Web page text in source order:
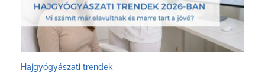
Hajgyógyászati trendek